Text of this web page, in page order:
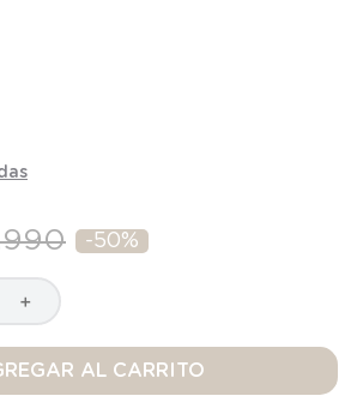
990 -50%
＋
AL CARRITO